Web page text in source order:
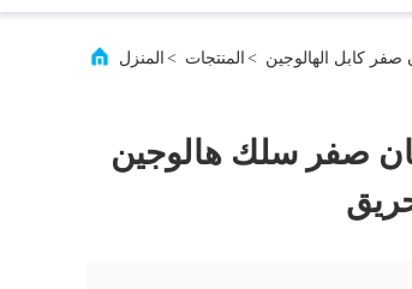
المنزل > المنتجات > صفر كابل الهالوجين
صفر سلك هالوجين